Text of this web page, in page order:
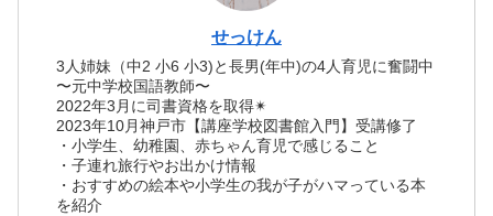
せっけん
3人姉妹（中2 小6 小3)と長男(年中)の4人育児に奮闘中
〜元中学校国語教師〜
2022年3月に司書資格を取得✴︎
2023年10月神戸市【講座学校図書館入門】受講修了
・小学生、幼稚園、赤ちゃん育児で感じること
・子連れ旅行やお出かけ情報
・おすすめの絵本や小学生の我が子がハマっている本
を紹介